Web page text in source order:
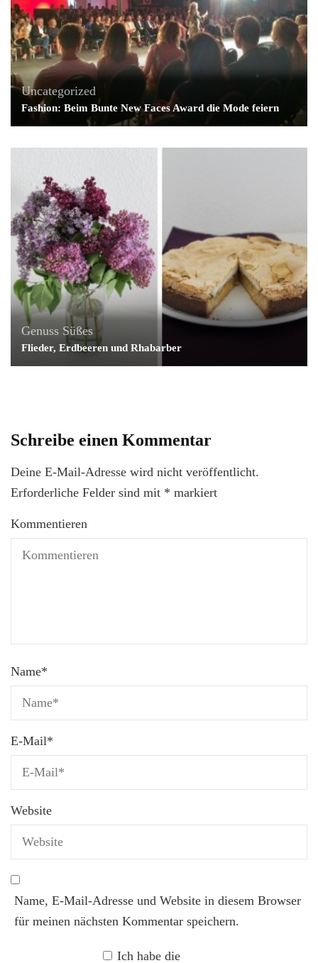
Uncategorized
Fashion: Beim Bunte New Faces Award die Mode feiern
Genuss Süßes
Flieder, Erdbeeren und Rhabarber
Schreibe einen Kommentar
Deine E-Mail-Adresse wird nicht veröffentlicht.
Erforderliche Felder sind mit * markiert
Kommentieren
Name*
E-Mail*
Website
Name, E-Mail-Adresse und Website in diesem Browser
für meinen nächsten Kommentar speichern.
Ich habe die